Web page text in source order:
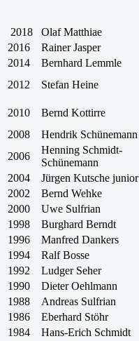
2018
Olaf Matthiae
2016
Rainer Jasper
2014
Bernhard Lemmle
2012
Stefan Heine
2010
Bernd Kottirre
2008
Hendrik Schünemann
2006
Henning Schmidt-
Schünemann
2004
Jürgen Kutsche junior
2002
Bernd Wehke
2000
Uwe Sulfrian
1998
Burghard Berndt
1996
Manfred Dankers
1994
Ralf Bosse
1992
Ludger Seher
1990
Dieter Oehlmann
1988
Andreas Sulfrian
1986
Eberhard Stöhr
1984
Hans-Erich Schmidt